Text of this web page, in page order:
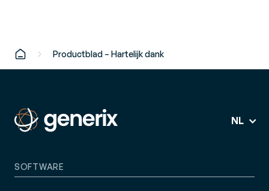
Productblad – Hartelijk dank
NL
SOFTWARE